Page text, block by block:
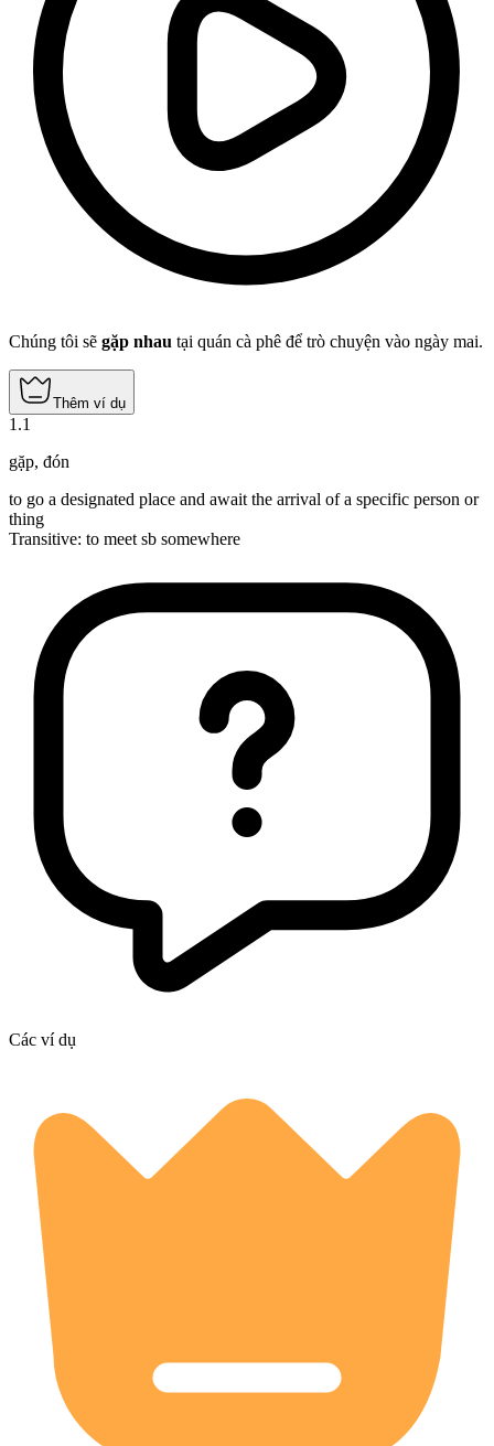
Chúng tôi sẽ gặp nhau tại quán cà phê để trò chuyện vào ngày mai.
Thêm ví dụ
1 .1
gặp, đón
to go a designated place and await the arrival of a specific person or
thing
Transitive: to meet sb somewhere
Các ví dụ